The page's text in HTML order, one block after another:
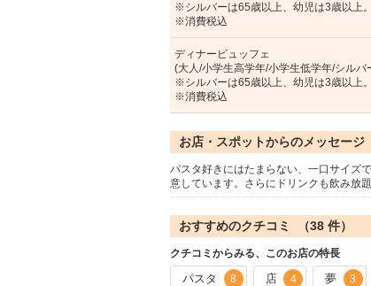
※シルバーは65歳以上、幼児は3歳以上。
※消費税込
ディナービュッフェ
(大人/小学生高学年/小学生低学年/シルバ
※シルバーは65歳以上、幼児は3歳以上。
※消費税込
お店・スポットからのメッセージ
パスタ好きにはたまらない、一口サイズ
意しています。さらにドリンクも飲み放
おすすめのクチコミ （38 件）
クチコミからみる、このお店の特長
パスタ 8 店 4 夢 3